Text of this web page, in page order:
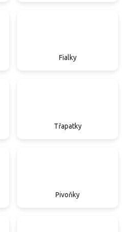
Fialky
Třapatky
Pivoňky